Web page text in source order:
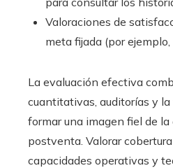
Valoraciones de
meta fijada (por ejemplo,
La evaluación efectiva
cuantitativas, auditorías y
formar una imagen fiel de
postventa. Valorar
capacidades operativas y